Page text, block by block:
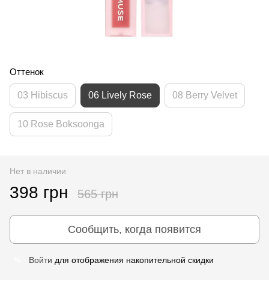
Оттенок
03 Hibiscus 06 Lively Rose 08 Berry Velvet
10 Rose Boksoonga
Нет в наличии
398 грн 565 грн
Сообщить, когда появится
Войти для отображения накопительной скидки